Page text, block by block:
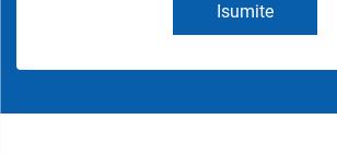
Isumite